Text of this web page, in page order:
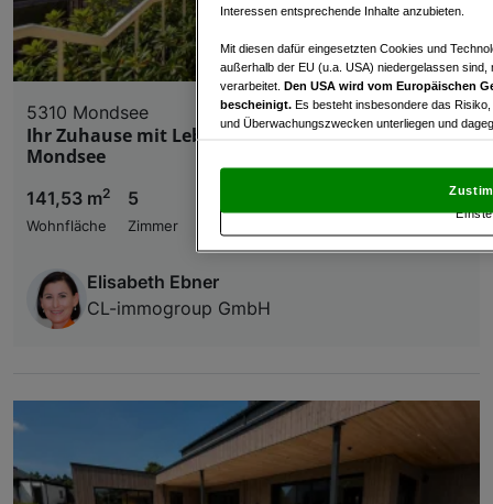
5310 Mondsee
Ihr Zuhause mit Lebensqualität – nahe dem
Mondsee
141,53 m2
Wohnfläche
5
Zimmer
Elisabeth Ebner
CL-immogroup GmbH
Interessen entsprechende Inhalte anzubieten.
Mit diesen dafür eingesetzten Cookies und
außerhalb der EU (u.a. USA) niedergelassen
verarbeitet. Den USA wird vom Europäischen
bescheinigt. Es besteht insbesondere das
und Überwachungszwecken unterliegen und
und Widerspruch gegen die Verarbeitung auf der
„Cookie Einstellungen“, die sich auf jeder Seite
Verwendung genauer Standortdaten.